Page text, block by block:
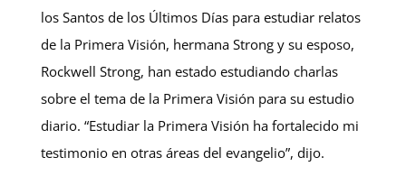
los Santos de los Últimos Días para estudiar relatos
de la Primera Visión, hermana Strong y su esposo,
Rockwell Strong, han estado estudiando charlas
sobre el tema de la Primera Visión para su estudio
diario. “Estudiar la Primera Visión ha fortalecido mi
testimonio en otras áreas del evangelio”, dijo.